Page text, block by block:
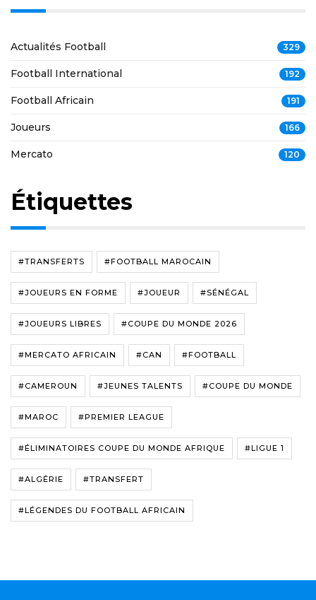
Actualités Football 329
Football International 192
Football Africain 191
Joueurs 166
Mercato 120
Étiquettes
#TRANSFERTS #FOOTBALL MAROCAIN
#JOUEURS EN FORME #JOUEUR #SÉNÉGAL
#JOUEURS LIBRES #COUPE DU MONDE 2026
#MERCATO AFRICAIN #CAN #FOOTBALL
#CAMEROUN #JEUNES TALENTS #COUPE DU MONDE
#MAROC #PREMIER LEAGUE
#ÉLIMINATOIRES COUPE DU MONDE AFRIQUE #LIGUE 1
#ALGÉRIE #TRANSFERT
#LÉGENDES DU FOOTBALL AFRICAIN